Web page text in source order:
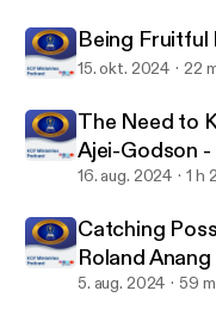
Being Fruitful
15. okt. 2024 22
The Need to
Ajei-Godson -
16. aug. 2024 1 h
Catching
Roland Anang
5. aug. 2024 59